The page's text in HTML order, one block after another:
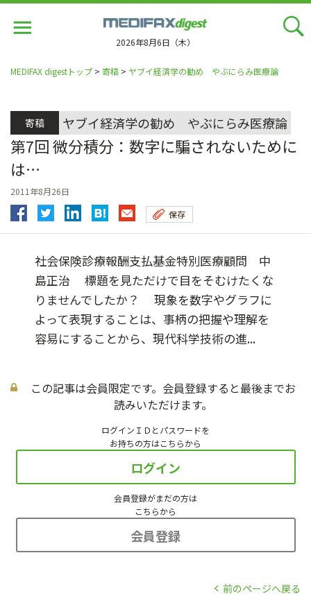
2026年8月6日（木）
MEDIFAX digestトップ > 寄稿 > ヤブイ経済学の勧め やぶにらみ医療論
寄稿 ヤブイ経済学の勧め やぶにらみ医療論
第7回 微分積分：数字に騙されないために
は…
2011年8月26日
保存
社会保険診療報酬支払基金特別医療顧問 中
島正治 標題を見ただけで目をそむけたくな
りませんでしたか？ 現象を数字やグラフに
よって表現することは、事柄の把握や理解を
容易にすることから、現代科学技術の進...
この記事は会員限定です。会員登録すると最後までお
読みいただけます。
ログインＩＤとパスワードを
お持ちの方はこちらから
ログイン
会員登録がまだの方は
こちらから
会員登録
前のページへ戻る